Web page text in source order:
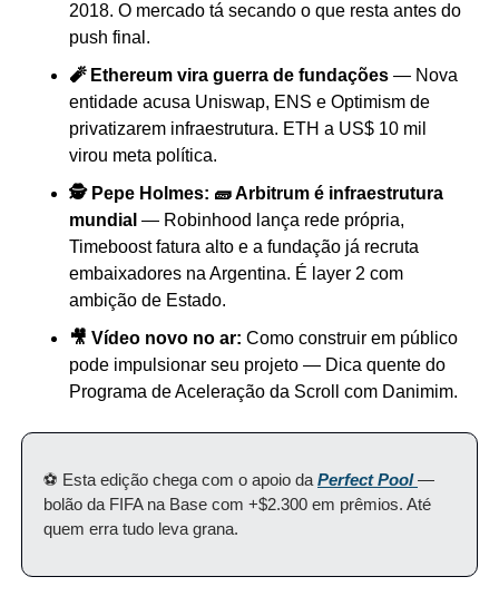
2018. O mercado tá secando o que resta antes do
push final.
🧨 Ethereum vira guerra de fundações — Nova
entidade acusa Uniswap, ENS e Optimism de
privatizarem infraestrutura. ETH a US$ 10 mil
virou meta política.
🕵️ Pepe Holmes: 🧱 Arbitrum é infraestrutura
mundial — Robinhood lança rede própria,
Timeboost fatura alto e a fundação já recruta
embaixadores na Argentina. É layer 2 com
ambição de Estado.
🎥 Vídeo novo no ar: Como construir em público
pode impulsionar seu projeto — Dica quente do
Programa de Aceleração da Scroll com Danimim.
⚽️ Esta edição chega com o apoio da Perfect Pool —
bolão da FIFA na Base com +$2.300 em prêmios. Até
quem erra tudo leva grana.